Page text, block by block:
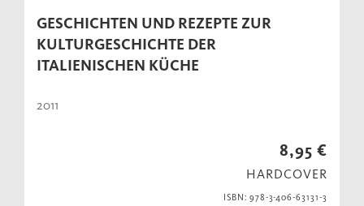
GESCHICHTEN UND REZEPTE ZUR
KULTURGESCHICHTE DER
ITALIENISCHEN KÜCHE
2011
8,95 €
HARDCOVER
ISBN: 978-3-406-63131-3